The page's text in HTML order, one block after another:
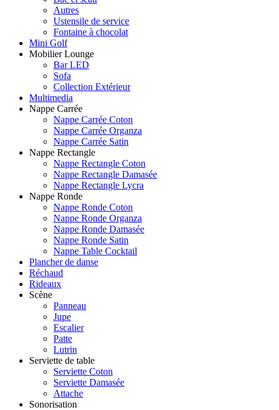
Autres
Ustensile de service
Fontaine à chocolat
Mini Golf
Mobilier Lounge
Bar LED
Sofa
Collection Extérieur
Multimedia
Nappe Carrée
Nappe Carrée Coton
Nappe Carrée Organza
Nappe Carrée Satin
Nappe Rectangle
Nappe Rectangle Coton
Nappe Rectangle Damasée
Nappe Rectangle Lycra
Nappe Ronde
Nappe Ronde Coton
Nappe Ronde Organza
Nappe Ronde Damasée
Nappe Ronde Satin
Nappe Table Cocktail
Plancher de danse
Réchaud
Rideaux
Scène
Panneau
Jupe
Escalier
Patte
Lutrin
Serviette de table
Serviette Coton
Serviette Damasée
Attache
Sonorisation